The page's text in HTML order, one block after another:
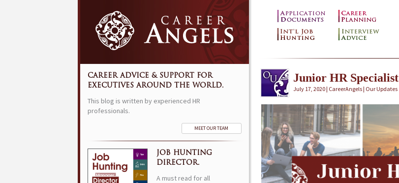
Junior HR Specialist
July 17, 2020 | CareerAngels | Our Updates
CAREER ADVICE & SUPPORT FOR
EXECUTIVES AROUND THE WORLD.
This blog is written by experienced HR
professionals.
MEET OUR TEAM
JOB HUNTING
DIRECTOR.
A must read for all